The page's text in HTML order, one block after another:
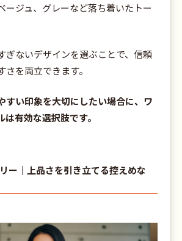
ージュ、グレーなど落ち着いたトー
ぎないデザインを選ぶことで、信頼
を両立できます。
すい印象を大切にしたい場合に、ワ
は有効な選択肢です。
ー｜上品さを引き立てる控えめな